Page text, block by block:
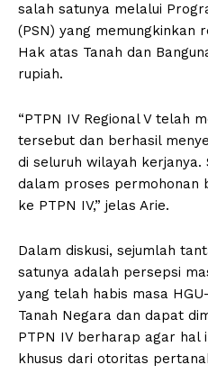
salah satunya melalui
(PSN) yang memungkinkan
Hak atas Tanah dan
rupiah.
“PTPN IV Regional V telah
tersebut dan berhasil
di seluruh wilayah kerjanya.
dalam proses permohonan
ke PTPN IV,” jelas Arie.
Dalam diskusi, sejumlah
satunya adalah persepsi
yang telah habis masa
Tanah Negara dan dapat
PTPN IV berharap agar hal
khusus dari otoritas